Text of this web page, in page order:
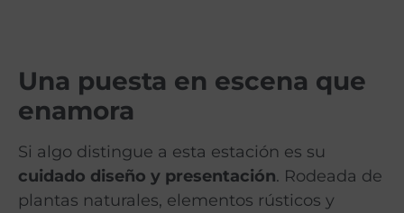
Una puesta en escena que
enamora
Si algo distingue a esta estación es su
cuidado diseño y presentación. Rodeada de
plantas naturales, elementos rústicos y